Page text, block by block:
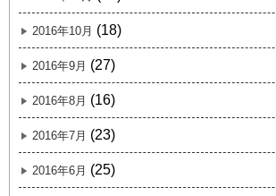
2016年10月 (18)
2016年9月 (27)
2016年8月 (16)
2016年7月 (23)
2016年6月 (25)